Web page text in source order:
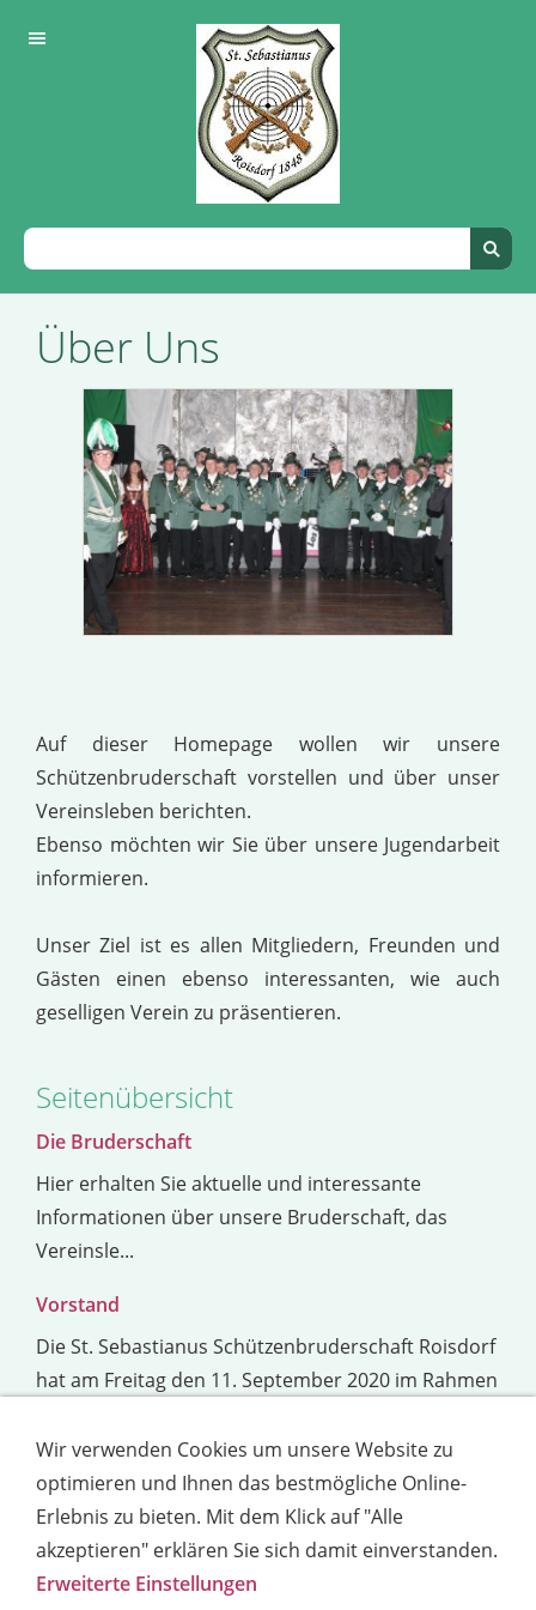
Über Uns
Auf dieser Homepage wollen wir unsere
Schützenbruderschaft vorstellen und über unser
Vereinsleben berichten.
Ebenso möchten wir Sie über unsere Jugendarbeit
informieren.
Unser Ziel ist es allen Mitgliedern, Freunden und
Gästen einen ebenso interessanten, wie auch
geselligen Verein zu präsentieren.
Seitenübersicht
Die Bruderschaft
Hier erhalten Sie aktuelle und interessante
Informationen über unsere Bruderschaft, das
Vereinsle...
Vorstand
Die St. Sebastianus Schützenbruderschaft Roisdorf
hat am Freitag den 11. September 2020 im Rahmen
neuen 1. Geschäftsführer gewählt. Seine bisherige
Fu...
Die Jugendarbeit im Schützenverein ist ein
Wir verwenden Cookies um unsere Website zu
optimieren und Ihnen das bestmögliche Online-
Erlebnis zu bieten. Mit dem Klick auf "Alle
akzeptieren" erklären Sie sich damit einverstanden.
Erweiterte Einstellungen